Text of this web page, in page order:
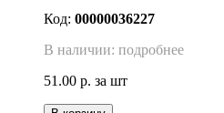
Код: 00000036227
В наличии: подробнее
51.00 р. за шт